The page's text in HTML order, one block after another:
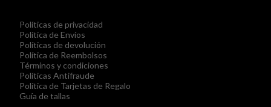
Políticas de privacidad
Política de Envíos
Políticas de devolución
Política de Reembolsos
Términos y condiciones
Políticas Antifraude
Política de Tarjetas de Regalo
Guía de tallas